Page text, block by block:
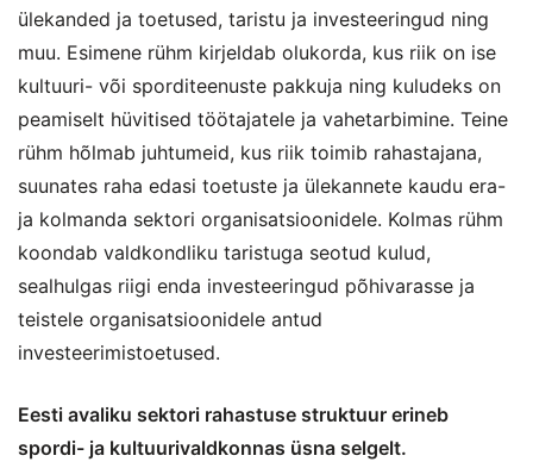
ülekanded ja toetused, taristu ja investeeringud ning
muu. Esimene rühm kirjeldab olukorda, kus riik on ise
kultuuri- või sporditeenuste pakkuja ning kuludeks on
peamiselt hüvitised töötajatele ja vahetarbimine. Teine
rühm hõlmab juhtumeid, kus riik toimib rahastajana,
suunates raha edasi toetuste ja ülekannete kaudu era-
ja kolmanda sektori organisatsioonidele. Kolmas rühm
koondab valdkondliku taristuga seotud kulud,
sealhulgas riigi enda investeeringud põhivarasse ja
teistele organisatsioonidele antud
investeerimistoetused.
Eesti avaliku sektori rahastuse struktuur erineb
spordi- ja kultuurivaldkonnas üsna selgelt.